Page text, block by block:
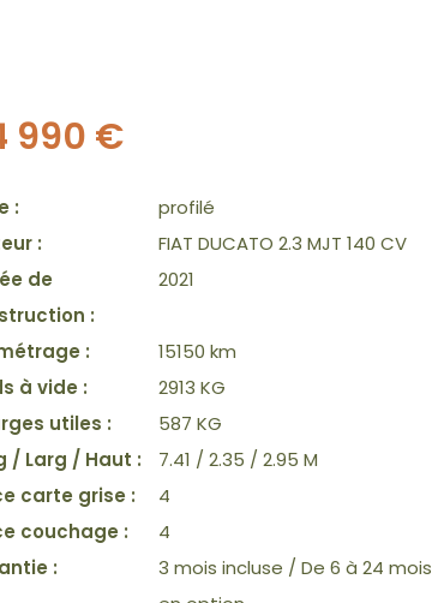
990 €
:
profilé
:
FIAT DUCATO 2.3 MJT 140 CV
de
:
2021
:
15150 km
à vide :
2913 KG
utiles :
587 KG
/ Larg / Haut :
7.41 / 2.35 / 2.95 M
carte grise :
4
couchage :
4
:
3 mois incluse / De 6 à 24 mois